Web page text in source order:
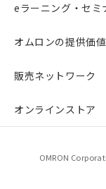
eラーニング・セミ
オムロンの提供価値
販売ネットワーク
オンラインストア
OMRON